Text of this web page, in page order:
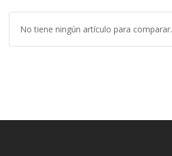
No tiene ningún artículo para comparar.